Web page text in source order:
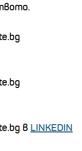
в LINKEDIN